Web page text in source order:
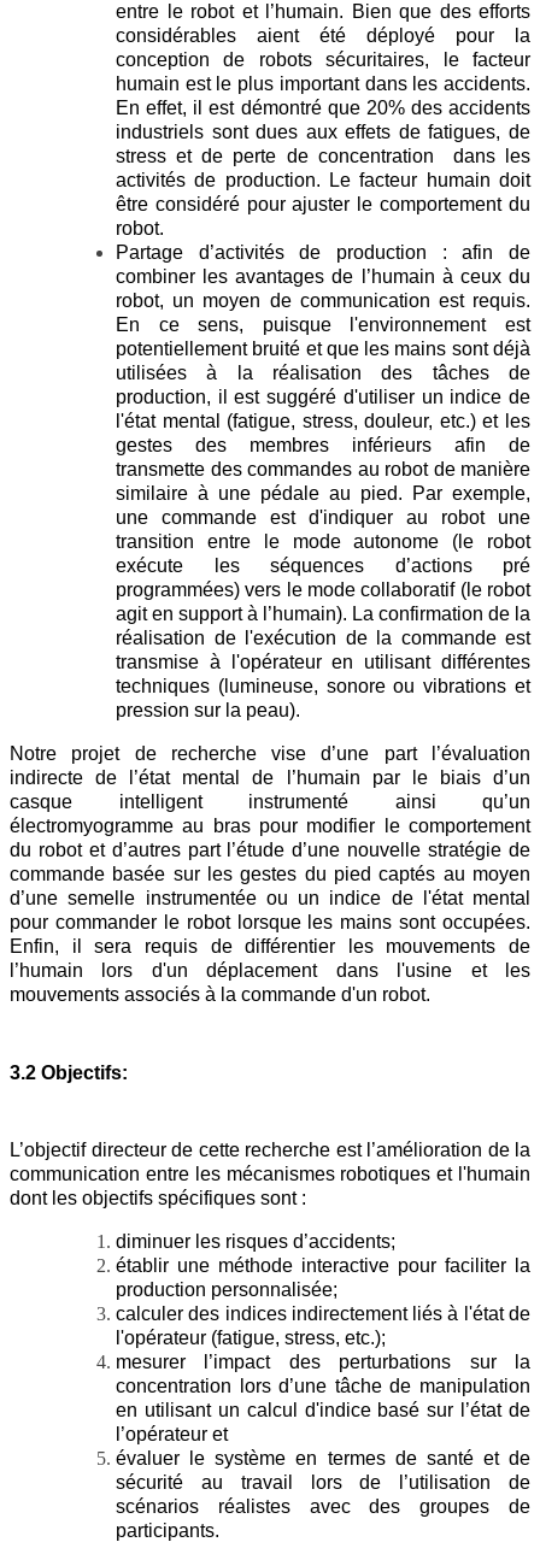
entre le robot et l’humain. Bien que des efforts
considérables aient été déployé pour la
conception de robots sécuritaires, le facteur
humain est le plus important dans les accidents.
En effet, il est démontré que 20% des accidents
industriels sont dues aux effets de fatigues, de
stress et de perte de concentration dans les
activités de production. Le facteur humain doit
être considéré pour ajuster le comportement du
robot.
Partage d’activités de production : afin de
combiner les avantages de l’humain à ceux du
robot, un moyen de communication est requis.
En ce sens, puisque l'environnement est
potentiellement bruité et que les mains sont déjà
utilisées à la réalisation des tâches de
production, il est suggéré d'utiliser un indice de
l'état mental (fatigue, stress, douleur, etc.) et les
gestes des membres inférieurs afin de
transmette des commandes au robot de manière
similaire à une pédale au pied. Par exemple,
une commande est d'indiquer au robot une
transition entre le mode autonome (le robot
exécute les séquences d’actions pré
programmées) vers le mode collaboratif (le robot
agit en support à l’humain). La confirmation de la
réalisation de l'exécution de la commande est
transmise à l'opérateur en utilisant différentes
techniques (lumineuse, sonore ou vibrations et
pression sur la peau).
Notre projet de recherche vise d’une part l’évaluation
indirecte de l’état mental de l’humain par le biais d’un
casque intelligent instrumenté ainsi qu’un
électromyogramme au bras pour modifier le comportement
du robot et d’autres part l’étude d’une nouvelle stratégie de
commande basée sur les gestes du pied captés au moyen
d’une semelle instrumentée ou un indice de l'état mental
pour commander le robot lorsque les mains sont occupées.
Enfin, il sera requis de différentier les mouvements de
l’humain lors d'un déplacement dans l'usine et les
mouvements associés à la commande d'un robot.
3.2 Objectifs:
L’objectif directeur de cette recherche est l’amélioration de la
communication entre les mécanismes robotiques et l'humain
dont les objectifs spécifiques sont :
diminuer les risques d’accidents;
établir une méthode interactive pour faciliter la
production personnalisée;
calculer des indices indirectement liés à l'état de
l'opérateur (fatigue, stress, etc.);
mesurer l’impact des perturbations sur la
concentration lors d’une tâche de manipulation
en utilisant un calcul d'indice basé sur l’état de
l’opérateur et
évaluer le système en termes de santé et de
sécurité au travail lors de l’utilisation de
scénarios réalistes avec des groupes de
participants.